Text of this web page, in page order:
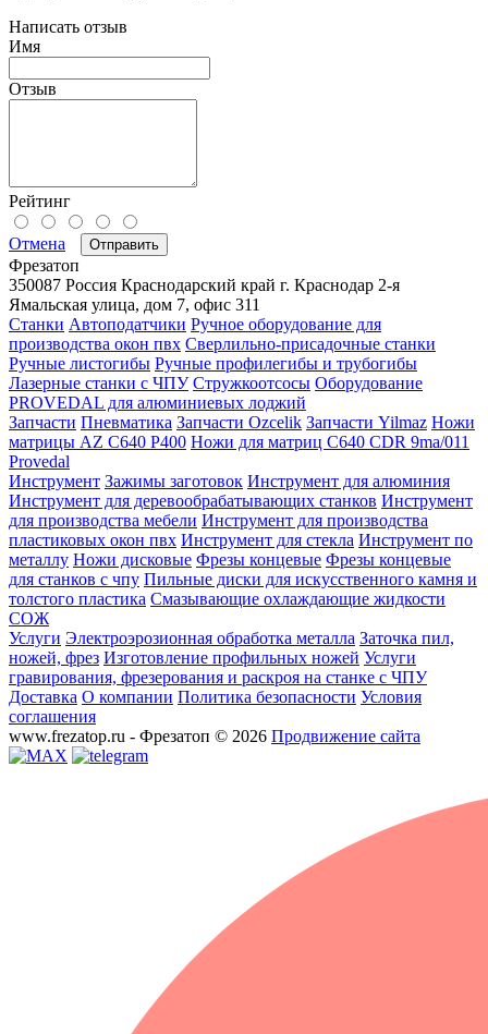
Написать отзыв
Имя
Отзыв
Рейтинг
Отмена Отправить
Фрезатоп
350087 Россия Краснодарский край г. Краснодар 2-я
Ямальская улица, дом 7, офис 311
Станки Автоподатчики Ручное оборудование для
производства окон пвх Сверлильно-присадочные станки
Ручные листогибы Ручные профилегибы и трубогибы
Лазерные станки с ЧПУ Стружкоотсосы Оборудование
PROVEDAL для алюминиевых лоджий
Запчасти Пневматика Запчасти Ozcelik Запчасти Yilmaz Ножи
матрицы AZ C640 P400 Ножи для матриц C640 CDR 9ma/011
Provedal
Инструмент Зажимы заготовок Инструмент для алюминия
Инструмент для деревообрабатывающих станков Инструмент
для производства мебели Инструмент для производства
пластиковых окон пвх Инструмент для стекла Инструмент по
металлу Ножи дисковые Фрезы концевые Фрезы концевые
для станков с чпу Пильные диски для искусственного камня и
толстого пластика Смазывающие охлаждающие жидкости
СОЖ
Услуги Электроэрозионная обработка металла Заточка пил,
ножей, фрез Изготовление профильных ножей Услуги
гравирования, фрезерования и раскроя на станке с ЧПУ
Доставка О компании Политика безопасности Условия
соглашения
www.frezatop.ru - Фрезатоп © 2026 Продвижение сайта